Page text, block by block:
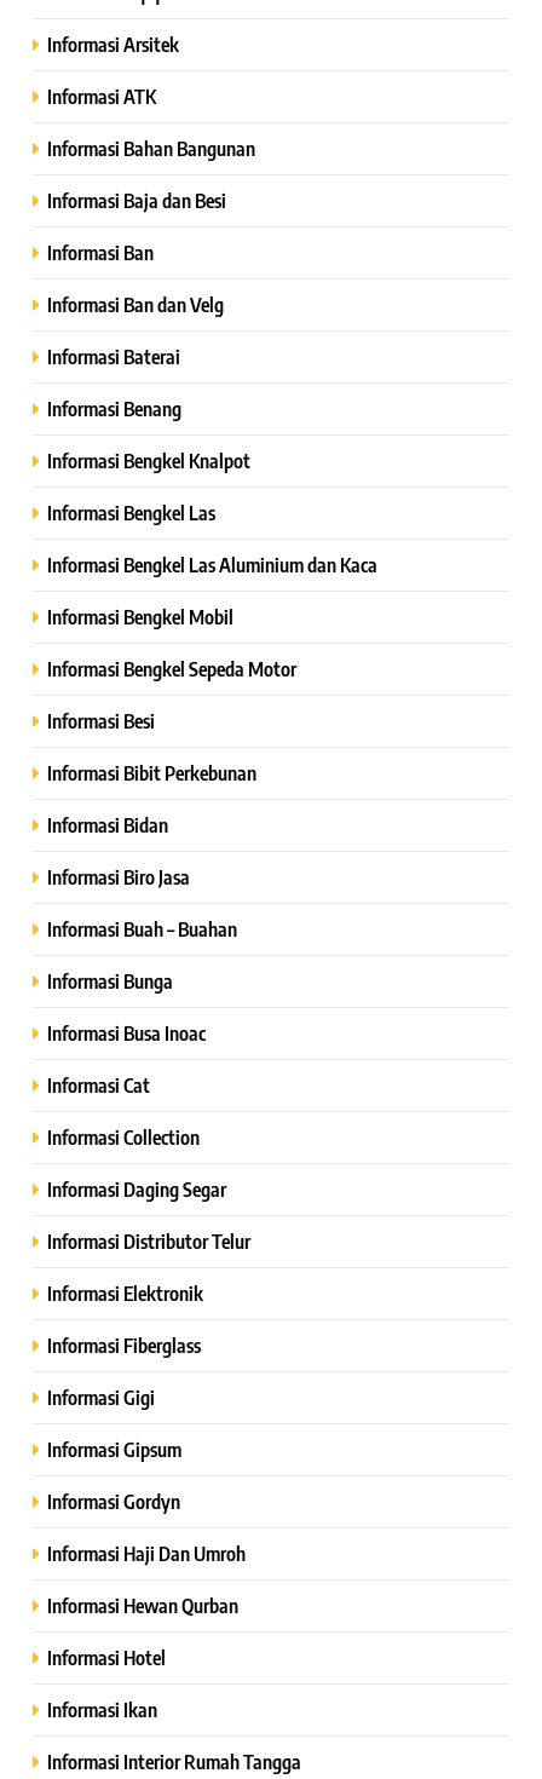
Informasi Arsitek
Informasi ATK
Informasi Bahan Bangunan
Informasi Baja dan Besi
Informasi Ban
Informasi Ban dan Velg
Informasi Baterai
Informasi Benang
Informasi Bengkel Knalpot
Informasi Bengkel Las
Informasi Bengkel Las Aluminium dan Kaca
Informasi Bengkel Mobil
Informasi Bengkel Sepeda Motor
Informasi Besi
Informasi Bibit Perkebunan
Informasi Bidan
Informasi Biro Jasa
Informasi Buah – Buahan
Informasi Bunga
Informasi Busa Inoac
Informasi Cat
Informasi Collection
Informasi Daging Segar
Informasi Distributor Telur
Informasi Elektronik
Informasi Fiberglass
Informasi Gigi
Informasi Gipsum
Informasi Gordyn
Informasi Haji Dan Umroh
Informasi Hewan Qurban
Informasi Hotel
Informasi Ikan
Informasi Interior Rumah Tangga